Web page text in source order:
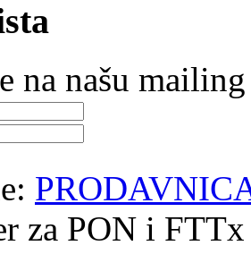
na našu
za PON i